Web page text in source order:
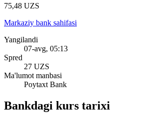
75,48 UZS
Markaziy bank sahifasi
Yangilandi
07-avg, 05:13
Spred
27 UZS
Ma'lumot manbasi
Poytaxt Bank
Bankdagi kurs tarixi